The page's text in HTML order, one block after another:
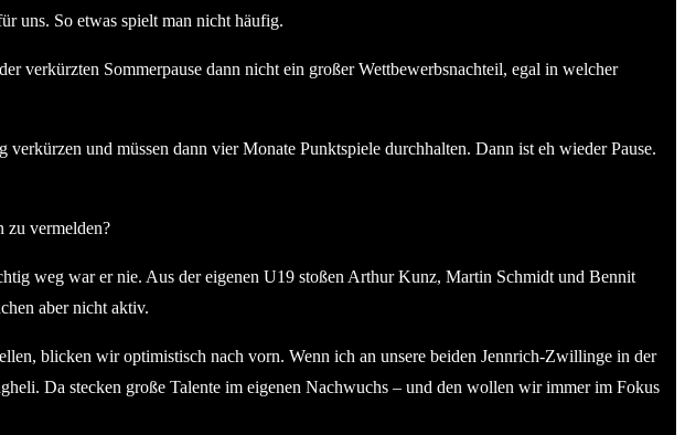
uns. So etwas spielt man nicht häufig.
verkürzten Sommerpause dann nicht ein großer Wettbewerbsnachteil, egal in welcher
und müssen dann vier Monate Punktspiele durchhalten. Dann ist eh wieder Pause.
zu vermelden?
weg war er nie. Aus der eigenen U19 stoßen Arthur Kunz, Martin Schmidt und Bennit
aber nicht aktiv.
blicken wir optimistisch nach vorn. Wenn ich an unsere beiden Jennrich-Zwillinge in der
Da stecken große Talente im eigenen Nachwuchs – und den wollen wir immer im Fokus